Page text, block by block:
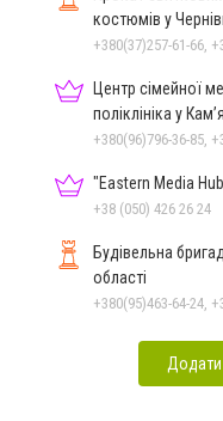
костюмів у
Центр сімейної
поліклініка у
"Eastern Media
+38 (050) 426 26 24
Будівельна
області
+380(95)463-64-24,
Додати